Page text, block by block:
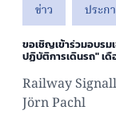
ข่าว ประก
ขอเชิญเข้าร่วมอบร
ปฏิบัติการเดินรถ" เ
Railway
Jörn Pachl